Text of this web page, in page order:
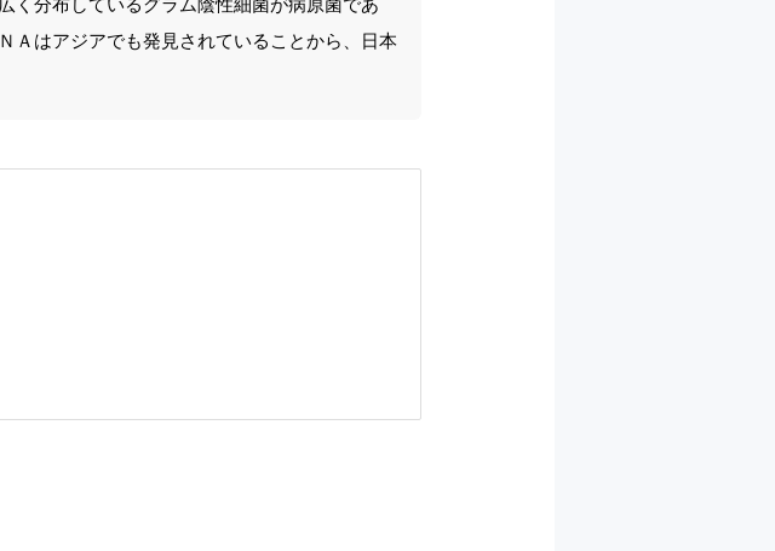
く分布しているグラム陰性細菌が病原菌であ
Ａはアジアでも発見されていることから、日本